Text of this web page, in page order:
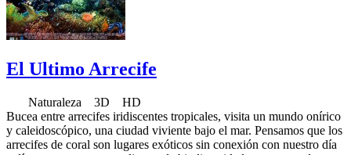
El Ultimo Arrecife
Naturaleza 3D HD
Bucea entre arrecifes iridiscentes tropicales, visita un mundo onírico
y caleidoscópico, una ciudad viviente bajo el mar. Pensamos que los
arrecifes de coral son lugares exóticos sin conexión con nuestro día